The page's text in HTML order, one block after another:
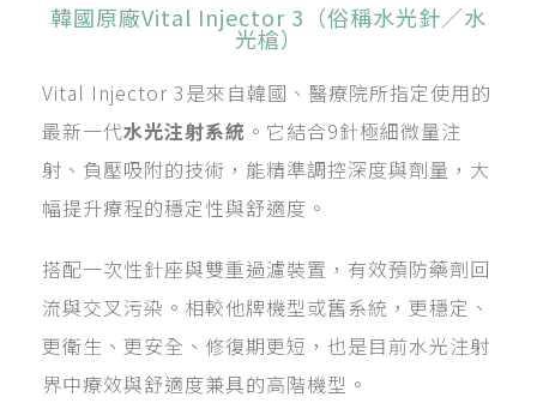
韓國原廠Vital Injector 3（俗稱水光針／水
光槍）
Vital Injector 3是來自韓國、醫療院所指定使用的
最新一代水光注射系統 。它結合9針極細微量注
射、負壓吸附的技術，能精準調控深度與劑量，大
幅提升療程的穩定性與舒適度。
搭配一次性針座與雙重過濾裝置，有效預防藥劑回
流與交叉污染。相較他牌機型或舊系統，更穩定、
更衛生、更安全、修復期更短，也是目前水光注射
界中療效與舒適度兼具的高階機型。